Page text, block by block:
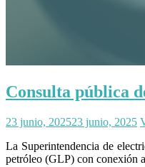
Consulta pública
23 junio, 202523 junio, 2025
La Superintendencia de
petróleo (GLP) con conexión